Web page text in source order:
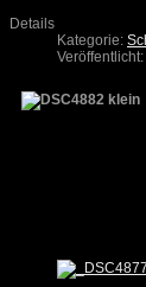
Details
Kategorie: